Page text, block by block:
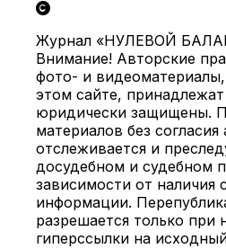
Журнал «НУЛЕВОЙ
Внимание! Авторские
фото- и
этом сайте,
юридически защищены.
материалов без согласия
отслеживается и
досудебном и судебном
зависимости от наличия
информации.
разрешается только при
гиперссылки на